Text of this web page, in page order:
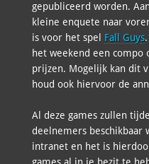
gepubliceerd worden.
kleine enquete naar
is voor het spel Fall Guys
het weekend een compo
prijzen. Mogelijk kan dit
houd ook hiervoor de
Al deze games zullen
deelnemers beschikbaar
intranet en het is